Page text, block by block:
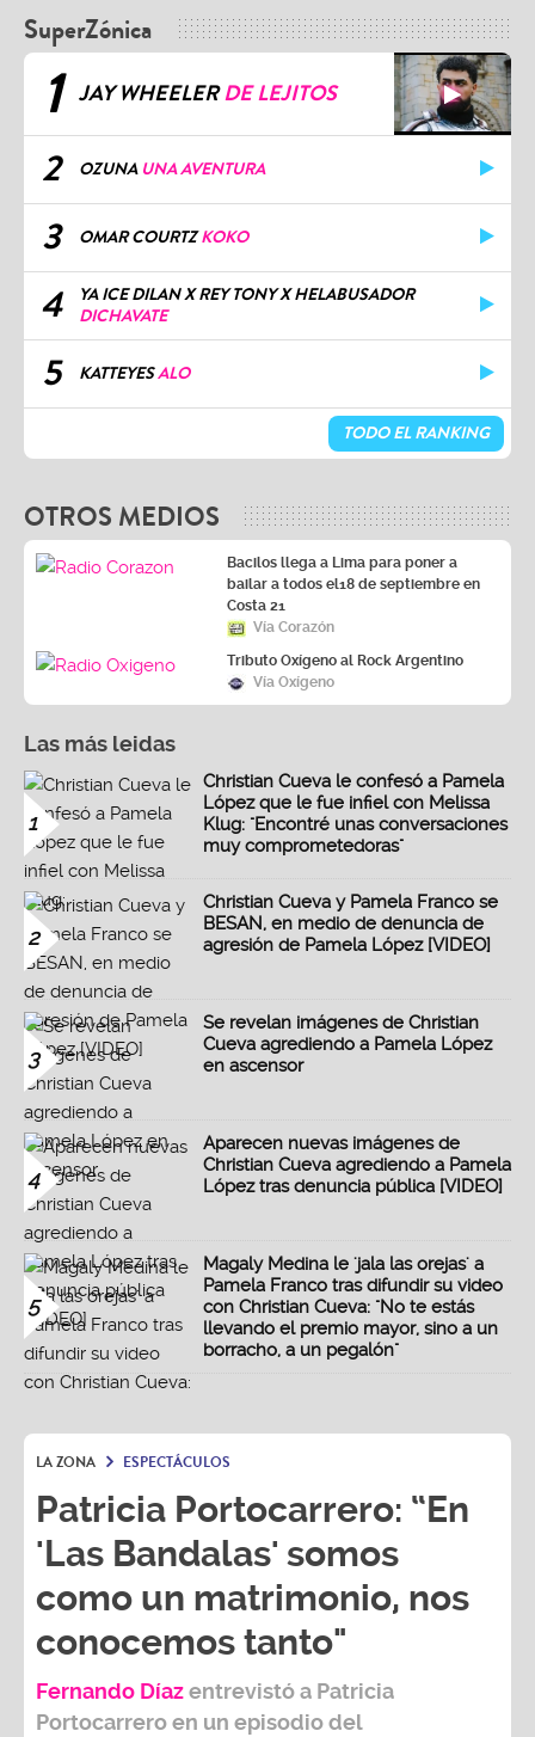
SuperZónica
1 JAY WHEELERDE LEJITOS
2 OZUNA UNA AVENTURA
3 OMAR COURTZKOKO
4
YA ICE DILAN X REY TONY X HELABUSADOR
DICHAVATE
5 KATTEYESALO
TODO EL RANKING
OTROS MEDIOS
Bacilos llega a Lima para poner a
bailar a todos el18 de septiembre en
Costa 21
Vía Corazón
Tributo Oxígeno al Rock Argentino
Vía Oxígeno
Las más leidas
1
Christian Cueva le confesó a Pamela
López que le fue infiel con Melissa
Klug: "Encontré unas conversaciones
muy comprometedoras"
2
Christian Cueva y Pamela Franco se
BESAN, en medio de denuncia de
agresión de Pamela López [VIDEO]
3
Se revelan imágenes de Christian
Cueva agrediendo a Pamela López
en ascensor
4
Aparecen nuevas imágenes de
Christian Cueva agrediendo a Pamela
López tras denuncia pública [VIDEO]
5
Magaly Medina le 'jala las orejas' a
Pamela Franco tras difundir su video
con Christian Cueva: "No te estás
llevando el premio mayor, sino a un
borracho, a un pegalón"
LA ZONA ESPECTÁCULOS
Patricia Portocarrero: “En
'Las Bandalas' somos
como un matrimonio, nos
conocemos tanto"
Fernando Díazentrevistó a Patricia
Portocarreroen un episodio del